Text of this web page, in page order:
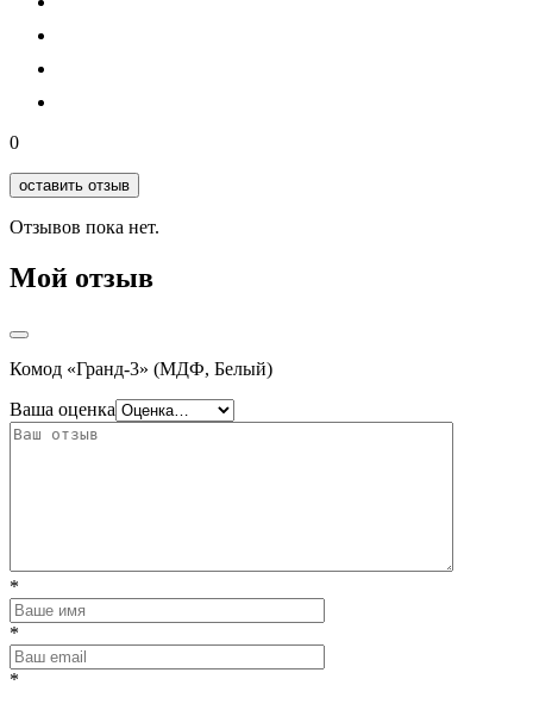
0
оставить отзыв
Отзывов пока нет.
Мой отзыв
Комод «Гранд-3» (МДФ, Белый)
Ваша оценка
*
*
*